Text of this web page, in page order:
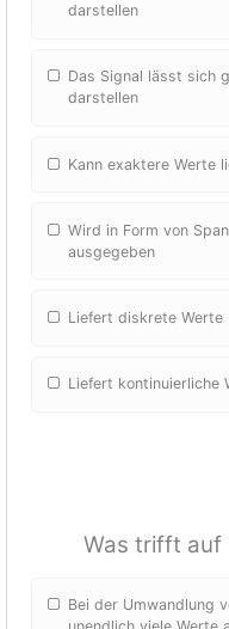
darstellen
Das Signal lässt sich
darstellen
Kann exaktere Werte
Wird in Form von
ausgegeben
Liefert diskrete Werte
Liefert kontinuierliche
Was trifft auf
Bei der Umwandlung